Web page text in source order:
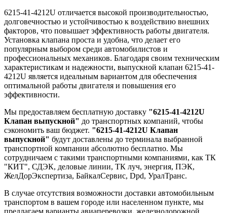
6215-41-4212U отличается высокой производительностью,
долговечностью и устойчивостью к воздействию внешних
факторов, что повышает эффективность работы двигателя.
Установка клапана проста и удобна, что делает его
популярным выбором среди автомобилистов и
профессиональных механиков. Благодаря своим техническим
характеристикам и надежности, выпускной клапан 6215-41-
4212U является идеальным вариантом для обеспечения
оптимальной работы двигателя и повышения его
эффективности.
Мы предоставляем бесплатную доставку "6215-41-4212U
Клапан выпускной" до транспортных компаний, чтобы
сэкономить ваш бюджет. "6215-41-4212U Клапан
выпускной" будут доставлены до терминала выбранной
транспортной компании абсолютно бесплатно. Мы
сотрудничаем с такими транспортными компаниями, как ТК
"КИТ", СДЭК, деловые линии, ТК луч, энергия, ПЭК,
ЖелДорЭкспертиза, БайкалСервис, Dpd, УралТранс.
В случае отсутствия возможности доставки автомобильным
транспортом в вашем городе или населенном пункте, мы
предлагаем варианты авиаперевозки, железнодорожной